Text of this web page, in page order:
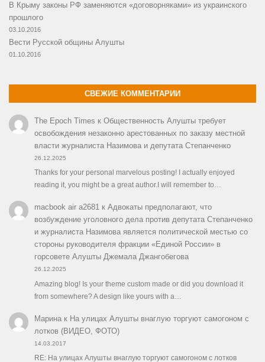
В Крыму законы РФ заменяются «договорняками» из украинского
прошлого
03.10.2016
Вести Русской общины Алушты
01.10.2016
СВЕЖИЕ КОММЕНТАРИИ
The Epoch Times к Общественность Алушты требует
освобождения незаконно арестованных по заказу местной
власти журналиста Назимова и депутата Степанченко
26.12.2025
Thanks for your personal marvelous posting! I actually enjoyed
reading it, you might be a great author.I will remember to…
macbook air a2681к Адвокаты предполагают, что
возбуждение уголовного дела против депутата Степанченко
и журналиста Назимова является политической местью со
стороны руководителя фракции «Единой России» в
горсовете Алушты Джемала Джангобегова
26.12.2025
Amazing blog! Is your theme custom made or did you download it
from somewhere? A design like yours with a…
Маринак На улицах Алушты внаглую торгуют самогоном с
лотков (ВИДЕО, ФОТО)
14.03.2017
RE: На улицах Алушты внаглую торгуют самогоном с лотков